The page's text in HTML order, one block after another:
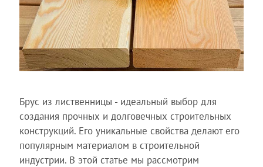
Брус из лиственницы - идеальный выбор для
создания прочных и долговечных строительных
конструкций. Его уникальные свойства делают его
популярным материалом в строительной
индустрии. В этой статье мы рассмотрим